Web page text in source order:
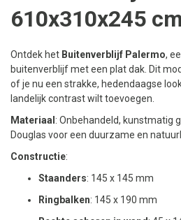
610x310x245
Ontdek het Buitenverblijf Palermo,
buitenverblijf met een plat dak. Dit
of je nu een strakke, hedendaagse
landelijk contrast wilt toevoegen.
Materiaal : Onbehandeld, kunstmatig
Douglas voor een duurzame en
Constructie:
Staanders: 145 x 145 mm
Ringbalken: 145 x 190 mm